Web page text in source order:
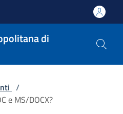
di
/
e MS/DOCX?